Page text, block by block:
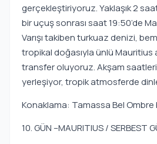
gerçekleştiriyoruz. Yaklaşık 2
bir uçuş sonrası saat 19:50’de
Varışı takiben turkuaz denizi,
tropikal doğasıyla ünlü Mauritius
transfer oluyoruz. Akşam
yerleşiyor, tropik atmosferde
Konaklama: Tamassa Bel Ombre
10. GÜN –MAURITIUS / SERBEST